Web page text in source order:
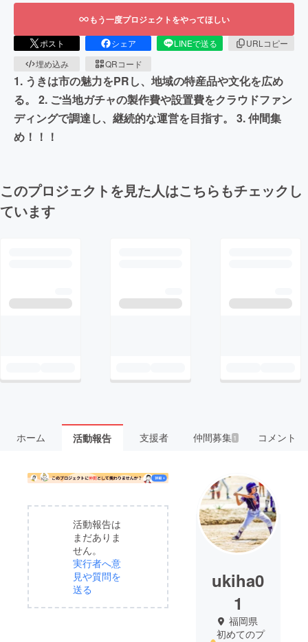
もう一度プロジェクトをやってほしい
ポスト シェア LINEで送る
URLコピー
埋め込み
QRコード
1. うきは市の魅力をPRし、地域の特産品や文化を広め
る。 2. ご当地ガチャの製作費や設置費をクラウドファン
ディングで調達し、継続的な運営を目指す。 3. 仲間集
め！！！
このプロジェクトを見た人はこちらもチェックし
ています
ホーム 活動報告 支援者 仲間募集 1 コメント
活動報告は
まだありま
せん。
実行者へ意
見や質問を
送る
ukiha0
1
福岡県
初めてのプ